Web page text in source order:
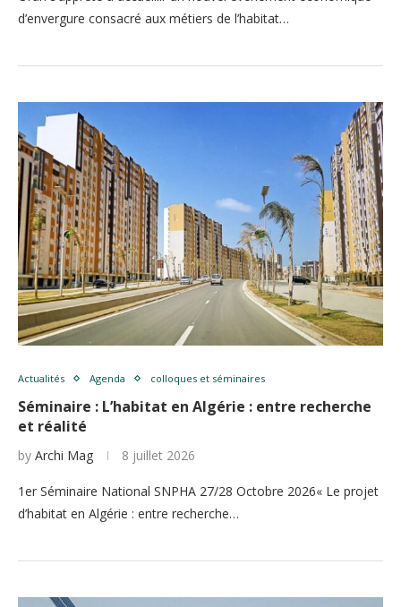
d’envergure consacré aux métiers de l’habitat…
Actualités Agenda colloques et séminaires
Séminaire : L’habitat en Algérie : entre recherche
et réalité
by Archi Mag 8 juillet 2026
1er Séminaire National SNPHA 27/28 Octobre 2026« Le projet
d’habitat en Algérie : entre recherche…